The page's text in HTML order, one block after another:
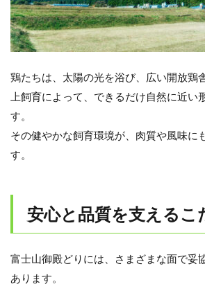
鶏たちは、太陽の光を浴び、広い開放鶏
上飼育によって、できるだけ自然に近い
す。
その健やかな飼育環境が、肉質や風味に
す。
安心と品質を支えるこ
富士山御殿どりには、さまざまな面で妥
あります。